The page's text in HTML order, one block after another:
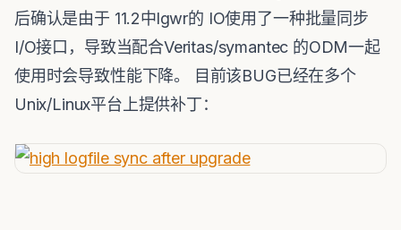
后确认是由于 11.2中lgwr的 IO使用了一种批量同步
I/O接口，导致当配合Veritas/symantec 的ODM一起
使用时会导致性能下降。 目前该BUG已经在多个
Unix/Linux平台上提供补丁：